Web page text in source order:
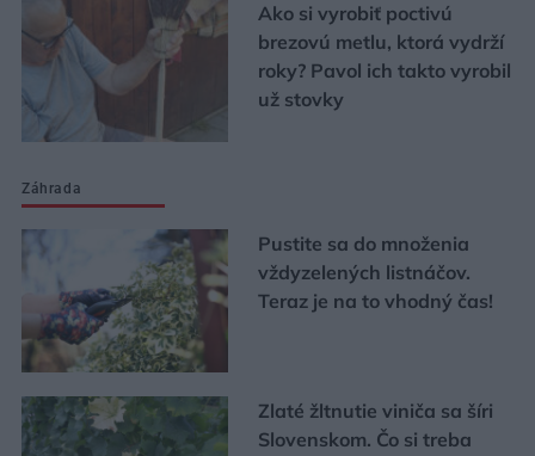
Ako si vyrobiť poctivú
brezovú metlu, ktorá vydrží
roky? Pavol ich takto vyrobil
už stovky
Záhrada
Pustite sa do množenia
vždyzelených listnáčov.
Teraz je na to vhodný čas!
Zlaté žltnutie viniča sa šíri
Slovenskom. Čo si treba